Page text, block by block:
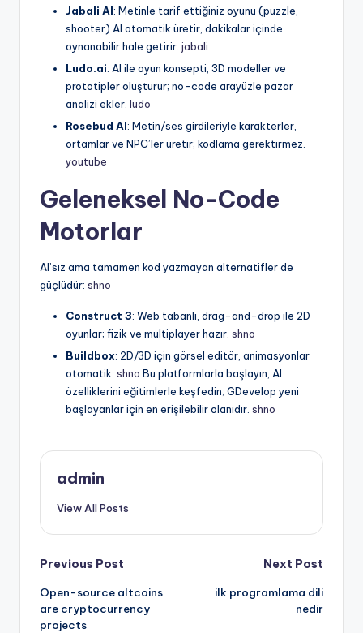
Jabali AI: Metinle tarif ettiğiniz oyunu (puzzle,
shooter) AI otomatik üretir, dakikalar içinde
oynanabilir hale getirir. jabali
Ludo.ai: AI ile oyun konsepti, 3D modeller ve
prototipler oluşturur; no-code arayüzle pazar
analizi ekler. ludo
Rosebud AI: Metin/ses girdileriyle karakterler,
ortamlar ve NPC’ler üretir; kodlama gerektirmez.
youtube
Geleneksel No-Code
Motorlar
AI’sız ama tamamen kod yazmayan alternatifler de
güçlüdür: shno
Construct 3: Web tabanlı, drag-and-drop ile 2D
oyunlar; fizik ve multiplayer hazır. shno
Buildbox: 2D/3D için görsel editör, animasyonlar
otomatik. shno Bu platformlarla başlayın, AI
özelliklerini eğitimlerle keşfedin; GDevelop yeni
başlayanlar için en erişilebilir olanıdır. shno
admin
View All Posts
Post
navigation
Previous Post
Open-source altcoins
are cryptocurrency
projects
Next Post
ilk programlama dili
nedir